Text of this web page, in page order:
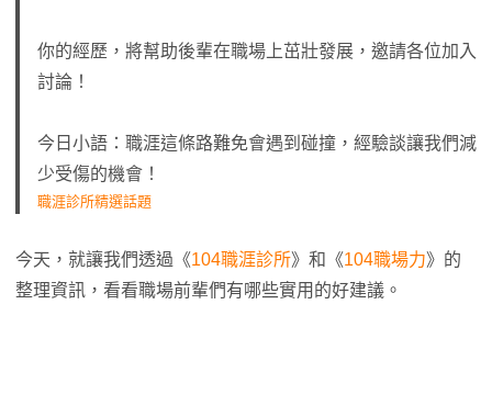
你的經歷，將幫助後輩在職場上茁壯發展，邀請各位加入
討論！
今日小語：職涯這條路難免會遇到碰撞，經驗談讓我們減
少受傷的機會！
職涯診所精選話題
今天，就讓我們透過《104職涯診所》和《104職場力》的
整理資訊，看看職場前輩們有哪些實用的好建議。